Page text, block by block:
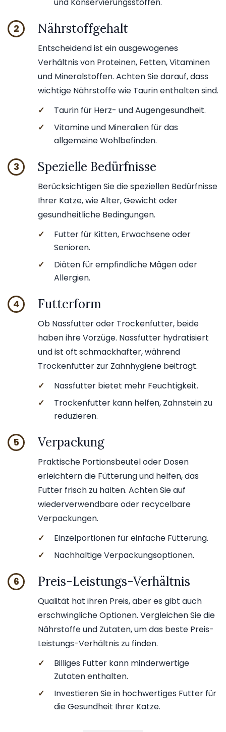
2 Nährstoffgehalt
Entscheidend ist ein ausgewogenes
Verhältnis von Proteinen, Fetten, Vitaminen
und Mineralstoffen. Achten Sie darauf, dass
wichtige Nährstoffe wie Taurin enthalten sind.
✓
Taurin für Herz- und Augengesundheit.
✓
Vitamine und Mineralien für das
allgemeine Wohlbefinden.
3 Spezielle Bedürfnisse
Berücksichtigen Sie die speziellen Bedürfnisse
Ihrer Katze, wie Alter, Gewicht oder
gesundheitliche Bedingungen.
✓
Futter für Kitten, Erwachsene oder
Senioren.
✓
Diäten für empfindliche Mägen oder
Allergien.
4 Futterform
Ob Nassfutter oder Trockenfutter, beide
haben ihre Vorzüge. Nassfutter hydratisiert
und ist oft schmackhafter, während
Trockenfutter zur Zahnhygiene beiträgt.
✓
Nassfutter bietet mehr Feuchtigkeit.
✓
Trockenfutter kann helfen, Zahnstein zu
reduzieren.
5 Verpackung
Praktische Portionsbeutel oder Dosen
erleichtern die Fütterung und helfen, das
Futter frisch zu halten. Achten Sie auf
wiederverwendbare oder recycelbare
Verpackungen.
✓
Einzelportionen für einfache Fütterung.
✓
Nachhaltige Verpackungsoptionen.
6 Preis-Leistungs-Verhältnis
Qualität hat ihren Preis, aber es gibt auch
erschwingliche Optionen. Vergleichen Sie die
Nährstoffe und Zutaten, um das beste Preis-
Leistungs-Verhältnis zu finden.
✓
Billiges Futter kann minderwertige
Zutaten enthalten.
✓
Investieren Sie in hochwertiges Futter für
die Gesundheit Ihrer Katze.